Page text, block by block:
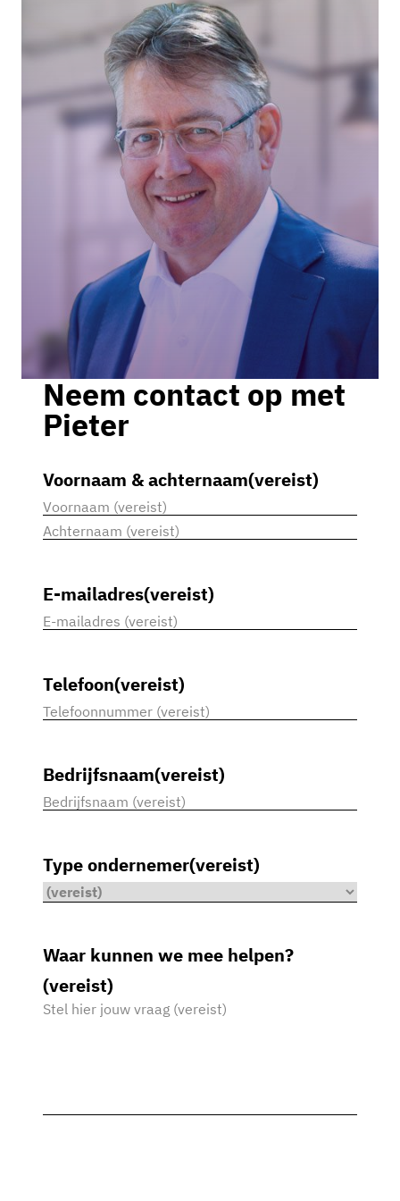
Neem contact op met
Pieter
Voornaam & achternaam(vereist)
Voornaam
E-mailadres(vereist)
Telefoon(vereist)
Bedrijfsnaam(vereist)
Type ondernemer(vereist)
Waar kunnen we mee helpen?
(vereist)